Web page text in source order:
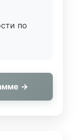
по
→